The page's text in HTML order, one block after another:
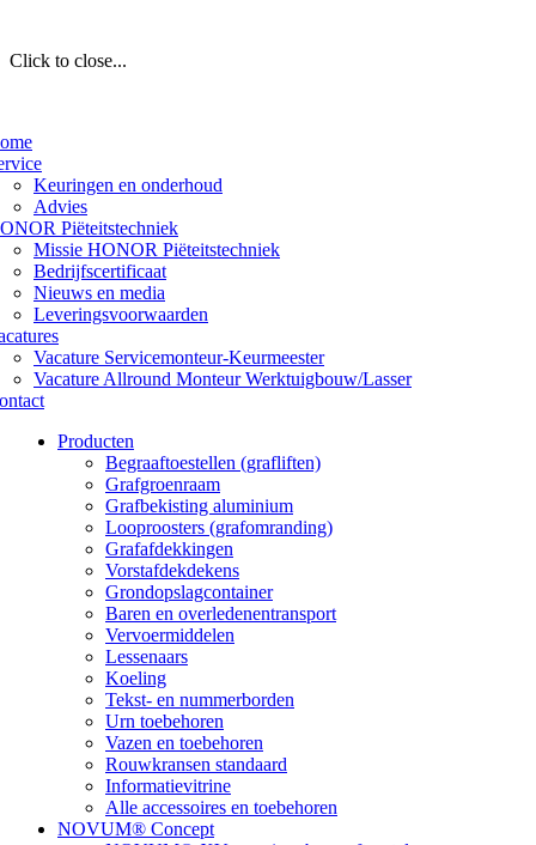
Click to close...
Keuringen en onderhoud
Advies
Piëteitstechniek
Missie HONOR Piëteitstechniek
Bedrijfscertificaat
Nieuws en media
Leveringsvoorwaarden
Vacature Servicemonteur-Keurmeester
Vacature Allround Monteur Werktuigbouw/Lasser
Producten
Begraaftoestellen (grafliften)
Grafgroenraam
Grafbekisting aluminium
Looproosters (grafomranding)
Grafafdekkingen
Vorstafdekdekens
Grondopslagcontainer
Baren en overledenentransport
Vervoermiddelen
Lessenaars
Koeling
Tekst- en nummerborden
Urn toebehoren
Vazen en toebehoren
Rouwkransen standaard
Informatievitrine
Alle accessoires en toebehoren
NOVUM® Concept